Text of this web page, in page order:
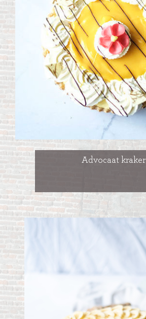
Advocaat kraker